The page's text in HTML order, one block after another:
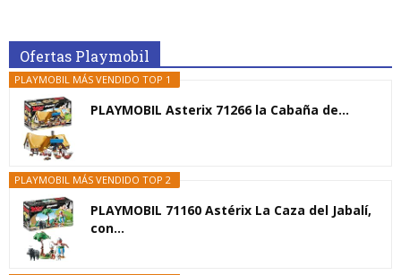
Ofertas Playmobil
PLAYMOBIL MÁS VENDIDO TOP 1
PLAYMOBIL Asterix 71266 la Cabaña de...
PLAYMOBIL MÁS VENDIDO TOP 2
PLAYMOBIL 71160 Astérix La Caza del Jabalí,
con...